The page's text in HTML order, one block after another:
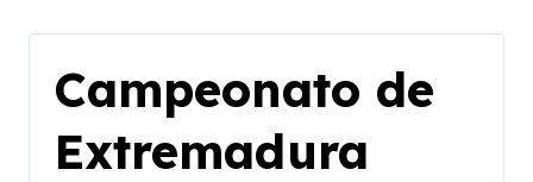
Campeonato de
Extremadura